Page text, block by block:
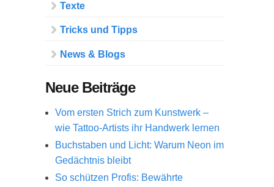
Texte
Tricks und Tipps
News & Blogs
Neue Beiträge
Vom ersten Strich zum Kunstwerk –
wie Tattoo-Artists ihr Handwerk lernen
Buchstaben und Licht: Warum Neon im
Gedächtnis bleibt
So schützen Profis: Bewährte